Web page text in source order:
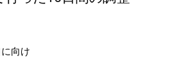
向け